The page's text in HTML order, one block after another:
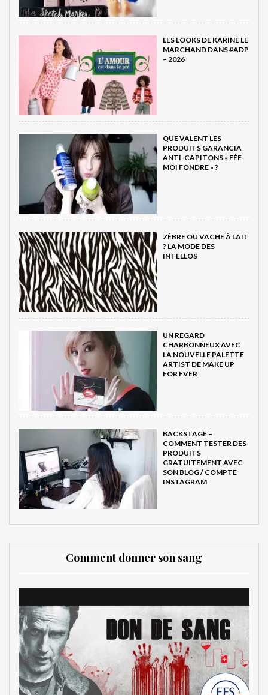
LES LOOKS DE KARINE LE
MARCHAND DANS #ADP
– 2026
QUE VALENT LES
PRODUITS GARANCIA
ANTI-CAPITONS « FÉE-
MOI FONDRE » ?
ZÈBRE OU VACHE À LAIT
? LA MODE DES
INTELLOS
UN REGARD
CHARBONNEUX AVEC
LA NOUVELLE PALETTE
ARTIST DE MAKE UP
FOR EVER
BACKSTAGE –
COMMENT TESTER DES
PRODUITS
GRATUITEMENT AVEC
SON BLOG / COMPTE
INSTAGRAM
Comment donner son sang